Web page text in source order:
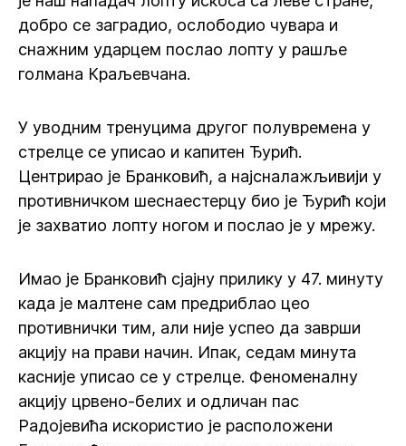
добро се заградио, ослободио чувара и
снажним ударцем послао лопту у рашље
голмана Краљевчана.
У уводним тренуцима другог полувремена у
стрелце се уписао и капитен Ђурић.
Центрирао је Бранковић, а најсналажљивији у
противничком шеснаестерцу био је Ђурић који
је захватио лопту ногом и послао је у мрежу.
Имао је Бранковић сјајну прилику у 47. минуту
када је малтене сам предриблао цео
противнички тим, али није успео да заврши
акцију на прави начин. Ипак, седам минута
касније уписао се у стрелце. Феноменалну
акцију црвено-белих и одличан пас
Радојевића искористио је расположени